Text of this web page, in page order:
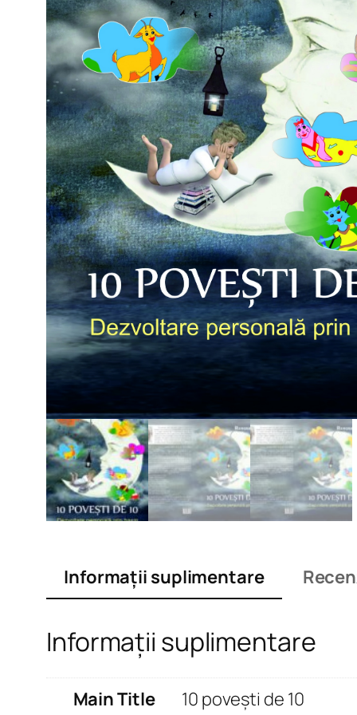
Informații suplimentare
Informații suplimentare
Main Title
10 povești de 10